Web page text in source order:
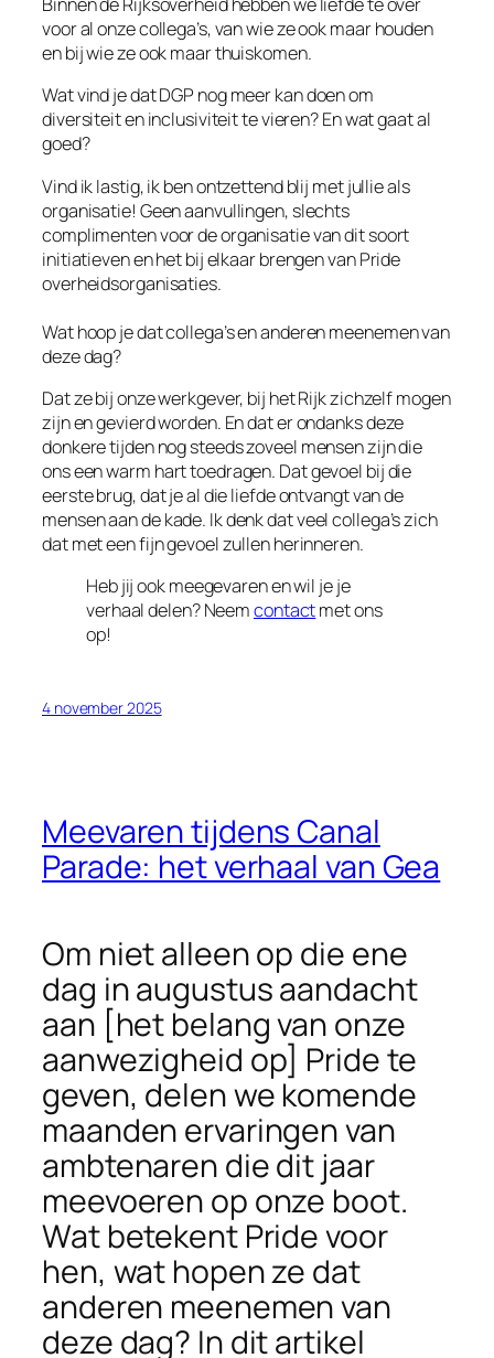
voor al onze collega’s, van wie ze ook maar houden
en bij wie ze ook maar thuiskomen.
Wat vind je dat DGP nog meer kan doen om
diversiteit en inclusiviteit te vieren? En wat gaat al
goed?
Vind ik lastig, ik ben ontzettend blij met jullie als
organisatie! Geen aanvullingen, slechts
complimenten voor de organisatie van dit soort
initiatieven en het bij elkaar brengen van Pride
overheidsorganisaties.
Wat hoop je dat collega’s en anderen meenemen van
deze dag?
Dat ze bij onze werkgever, bij het Rijk zichzelf mogen
zijn en gevierd worden. En dat er ondanks deze
donkere tijden nog steeds zoveel mensen zijn die
ons een warm hart toedragen. Dat gevoel bij die
eerste brug, dat je al die liefde ontvangt van de
mensen aan de kade. Ik denk dat veel collega’s zich
dat met een fijn gevoel zullen herinneren.
Heb jij ook meegevaren en wil je je
verhaal delen? Neemcontactmet ons
op!
4 november 2025
Meevaren tijdens Canal
Parade: het verhaal van Gea
Om niet alleen op die ene
dag in augustus aandacht
aan [het belang van onze
aanwezigheid op] Pride te
geven, delen we komende
maanden ervaringen van
ambtenaren die dit jaar
meevoeren op onze boot.
Wat betekent Pride voor
hen, wat hopen ze dat
anderen meenemen van
deze dag? In dit artikel